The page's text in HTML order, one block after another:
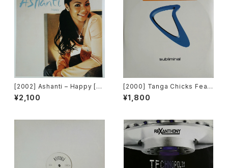
[2002] Ashanti – Happy [M
urder Inc Records]
¥2,100
[2000] Tanga Chicks Featu
ring Dimitri & Tom – Brasil
Over Zurich [Subliminal][2
¥1,800